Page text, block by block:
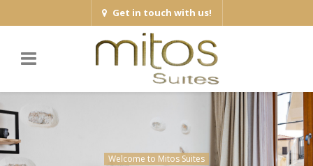
Get in touch with us!
Welcome to Mitos Suites